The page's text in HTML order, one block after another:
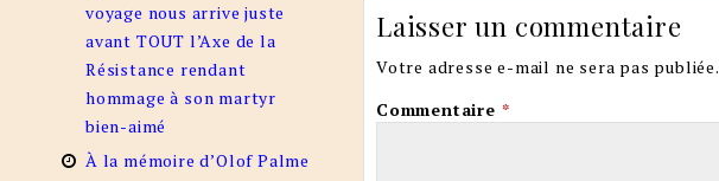
Laisser un commentaire
Votre adresse e-mail ne sera pas publiée.
Commentaire *
voyage nous arrive juste
avant TOUT l’Axe de la
Résistance rendant
hommage à son martyr
bien-aimé
À la mémoire d’Olof Palme